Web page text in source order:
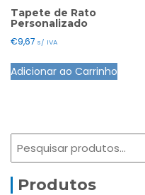
Tapete de Rato
Personalizado
€9,67 s/ IVA
Adicionar ao Carrinho
This
The
Pesquisar
Produtos